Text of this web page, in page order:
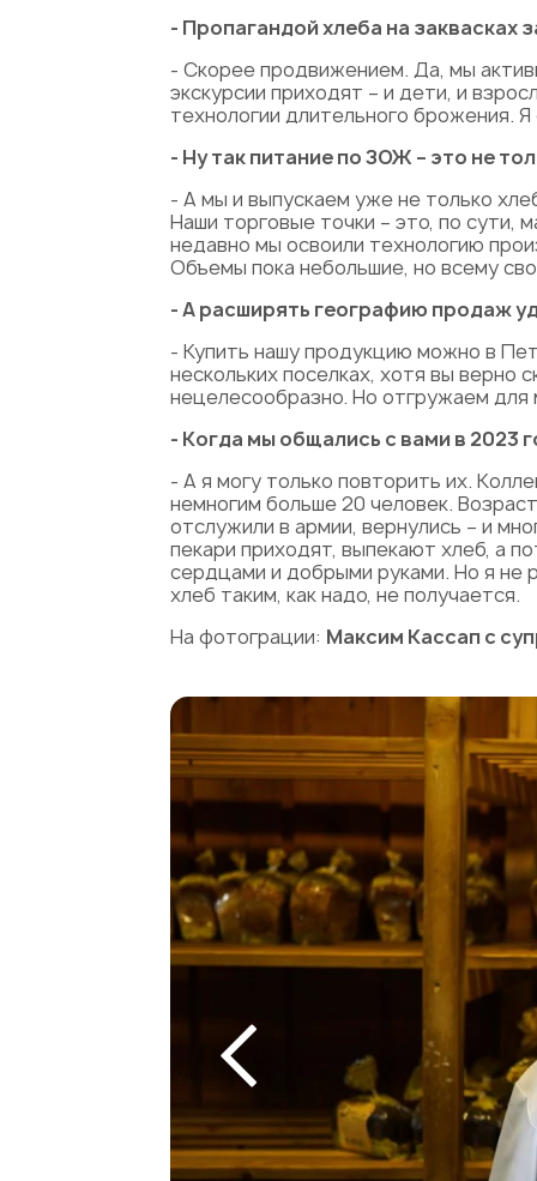
- Пропагандой хлеба на заквасках
- Скорее продвижением. Да, мы
экскурсии приходят – и дети, и
технологии длительного брожения.
- Ну так питание по ЗОЖ – это не
- А мы и выпускаем уже не только
Наши торговые точки – это, по сути,
недавно мы освоили технологию
Объемы пока небольшие, но всему
- А расширять географию продаж
- Купить нашу продукцию можно в
нескольких поселках, хотя вы верно
нецелесообразно. Но отгружаем для
- Когда мы общались с вами в 2023
- А я могу только повторить их.
немногим больше 20 человек.
отслужили в армии, вернулись – и
пекари приходят, выпекают хлеб, а
сердцами и добрыми руками. Но я не
хлеб таким, как надо, не получается.
На фотограции: Максим Кассап с